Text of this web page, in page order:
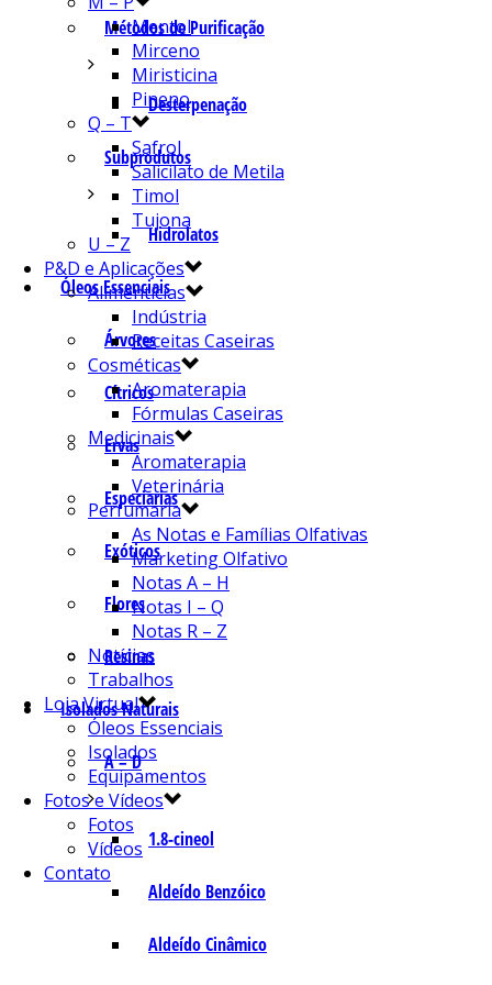
Métodos de Purificação
Desterpenação
Subprodutos
Hidrolatos
Óleos Essenciais
Árvores
Cítricos
Ervas
Especiarias
Exóticos
Flores
Resinas
Isolados Naturais
A – D
1.8-cineol
Aldeído Benzóico
Aldeído Cinâmico
Mentol
Mirceno
Miristicina
Pineno
Q – T
Safrol
Salicilato de Metila
Timol
Tujona
U – Z
P&D e Aplicações
Alimentícias
Indústria
Receitas Caseiras
Cosméticas
Aromaterapia
Fórmulas Caseiras
Medicinais
Aromaterapia
Veterinária
Perfumaria
As Notas e Famílias Olfativas
Marketing Olfativo
Notas A – H
Notas I – Q
Notas R – Z
Notícias
Trabalhos
Loja Virtual
Óleos Essenciais
Isolados
Equipamentos
Fotos e Vídeos
Fotos
Vídeos
Contato